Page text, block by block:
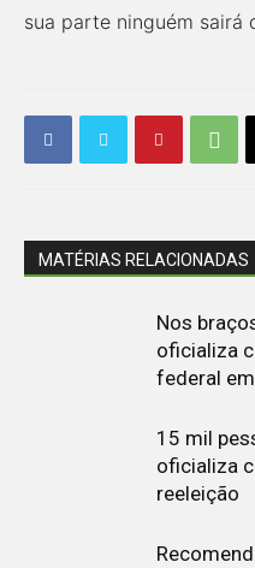
sua parte ninguém sairá
MATÉRIAS RELACIONADAS
Nos
oficializa
federal
15 mil
oficializa
reeleição